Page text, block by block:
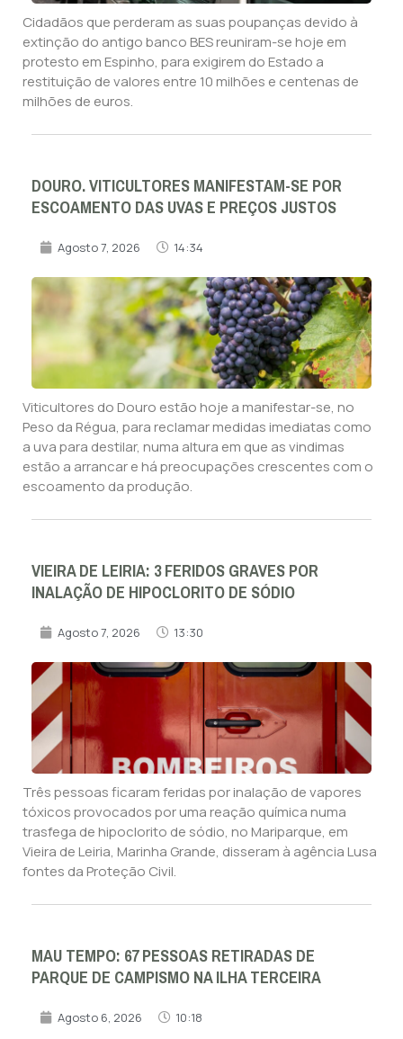
Cidadãos que perderam as suas poupanças devido à
extinção do antigo banco BES reuniram-se hoje em
protesto em Espinho, para exigirem do Estado a
restituição de valores entre 10 milhões e centenas de
milhões de euros.
DOURO. VITICULTORES MANIFESTAM-SE POR
ESCOAMENTO DAS UVAS E PREÇOS JUSTOS
Agosto 7, 2026 14:34
Viticultores do Douro estão hoje a manifestar-se, no
Peso da Régua, para reclamar medidas imediatas como
a uva para destilar, numa altura em que as vindimas
estão a arrancar e há preocupações crescentes com o
escoamento da produção.
VIEIRA DE LEIRIA: 3 FERIDOS GRAVES POR
INALAÇÃO DE HIPOCLORITO DE SÓDIO
Agosto 7, 2026 13:30
Três pessoas ficaram feridas por inalação de vapores
tóxicos provocados por uma reação química numa
trasfega de hipoclorito de sódio, no Mariparque, em
Vieira de Leiria, Marinha Grande, disseram à agência Lusa
fontes da Proteção Civil.
MAU TEMPO: 67 PESSOAS RETIRADAS DE
PARQUE DE CAMPISMO NA ILHA TERCEIRA
Agosto 6, 2026 10:18